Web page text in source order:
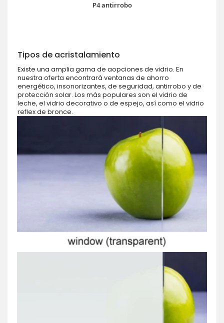
P4 antirrobo
Tipos de acristalamiento
Existe una amplia gama de aopciones de vidrio. En
nuestra oferta encontrará ventanas de ahorro
energético, insonorizantes, de seguridad, antirrobo y de
protección solar. Los más populares son el vidrio de
leche, el vidrio decorativo o de espejo, así como el vidrio
reflex de bronce.